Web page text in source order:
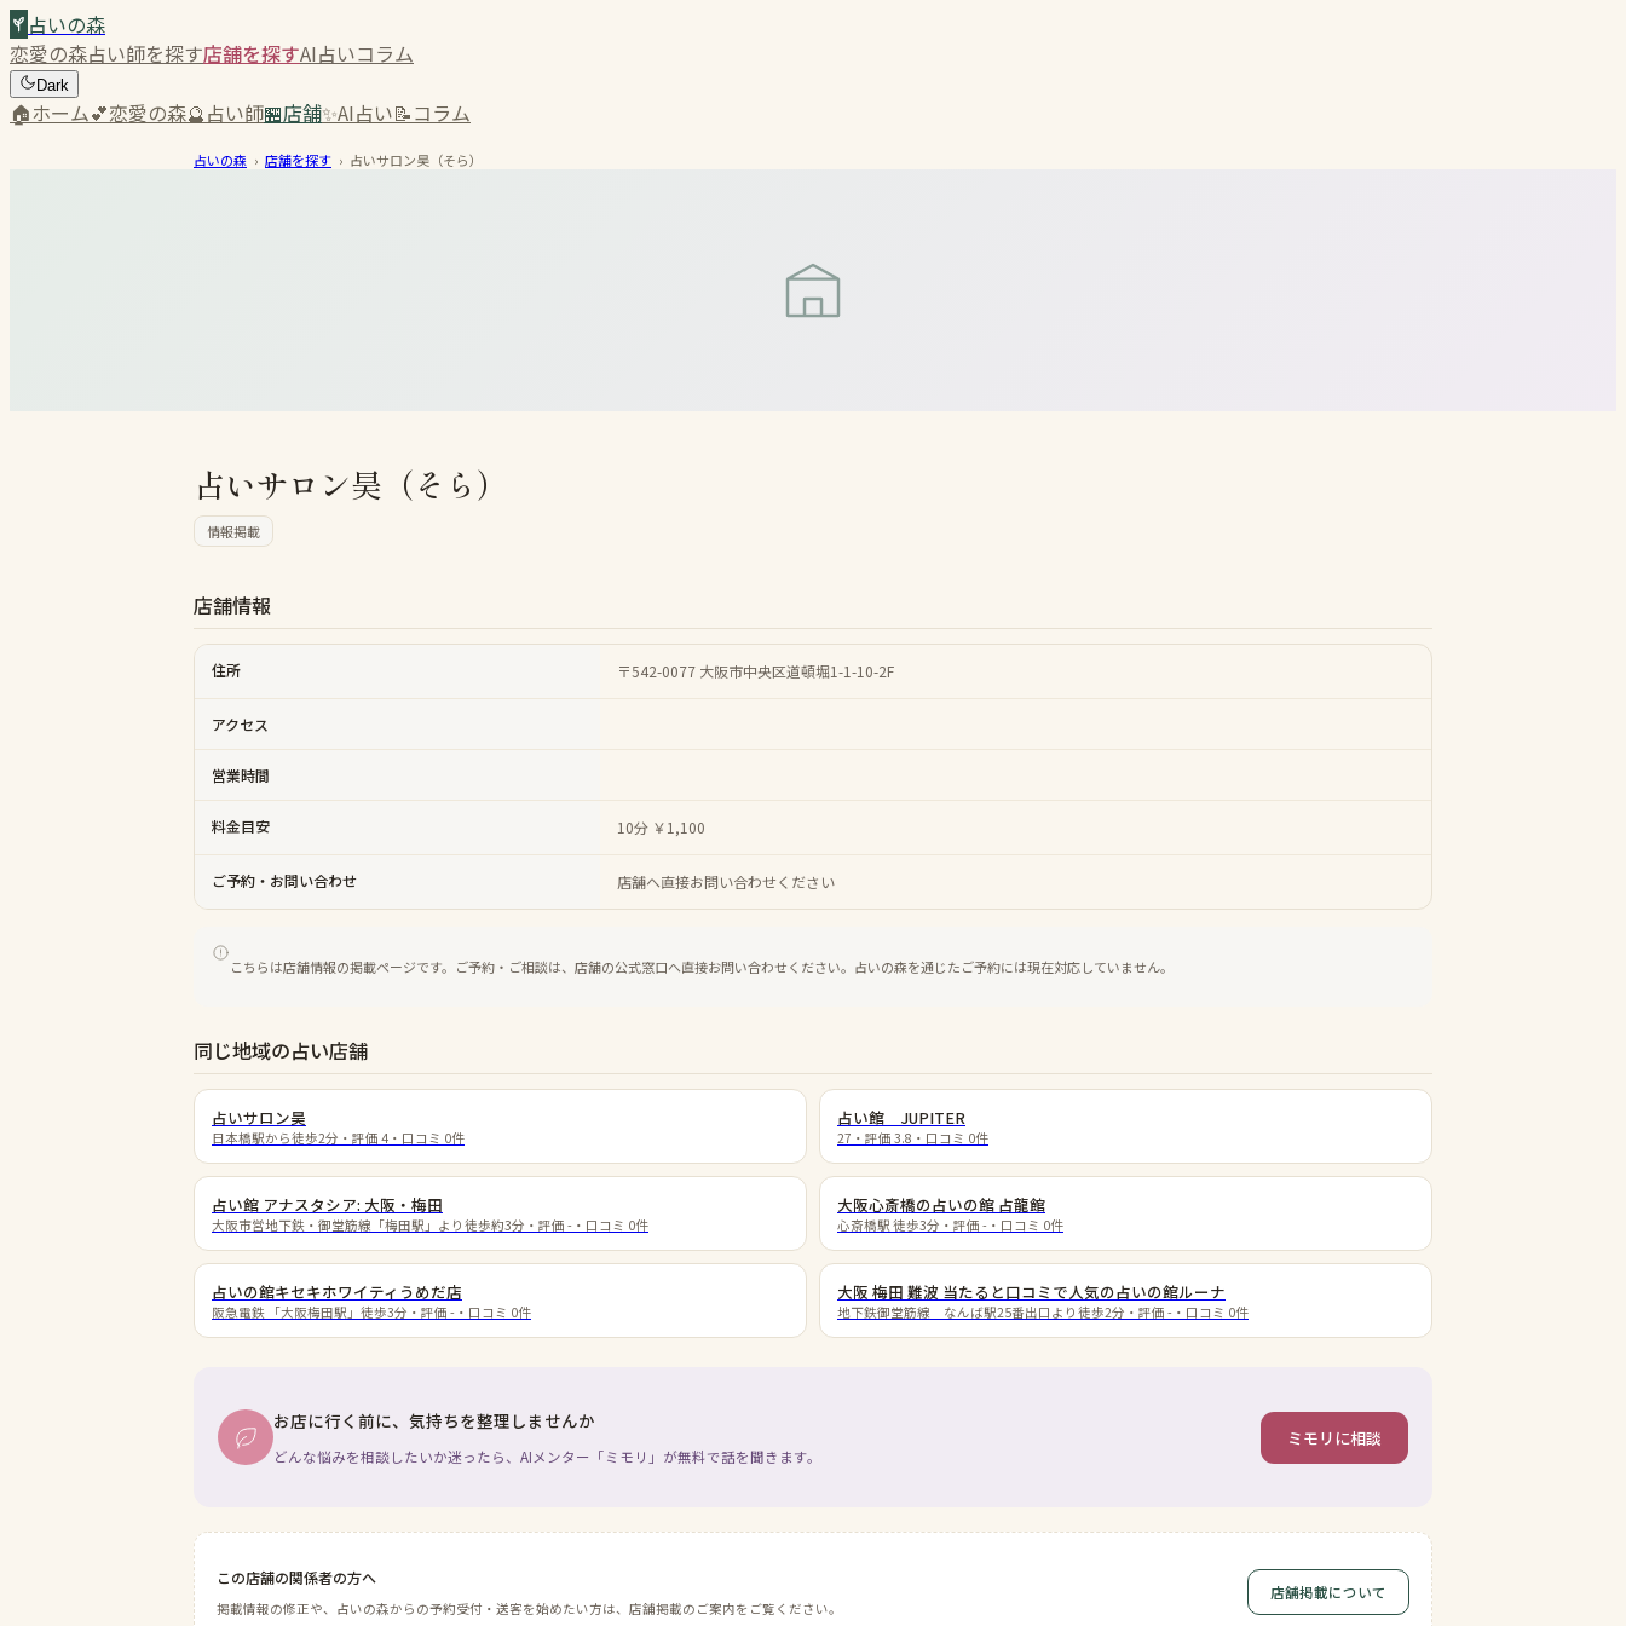
占いの森
恋愛の森占い師を探す店舗を探すAI占いコラム
Dark
🏠ホーム💕恋愛の森🔮占い師🏪店舗✨AI占い📝コラム
占いの森 › 店舗を探す › 占いサロン昊（そら）
占いサロン昊（そら）
情報掲載
店舗情報
住所 〒542-0077 大阪市中央区道頓堀1-1-10-2F
アクセス
営業時間
料金目安 10分 ￥1,100
ご予約・お問い合わせ 店舗へ直接お問い合わせください
こちらは店舗情報の掲載ページです。ご予約・ご相談は、店舗の公式窓口へ直接お問い合わせください。占いの森を通じたご予約には現在対応していません。
同じ地域の占い店舗
占いサロン昊
日本橋駅から徒歩2分 ・評価 4 ・口コミ 0件
占い館 JUPITER
27 ・評価 3.8 ・口コミ 0件
占い館 アナスタシア: 大阪・梅田
大阪市営地下鉄・御堂筋線「梅田駅」より徒歩約3分 ・評価 - ・口コミ 0件
大阪心斎橋の占いの館 占龍館
心斎橋駅 徒歩3分 ・評価 - ・口コミ 0件
占いの館キセキホワイティうめだ店
阪急電鉄 「大阪梅田駅」徒歩3分 ・評価 - ・口コミ 0件
大阪 梅田 難波 当たると口コミで人気の占いの館ルーナ
地下鉄御堂筋線 なんば駅25番出口より徒歩2分 ・評価 - ・口コミ 0件
お店に行く前に、気持ちを整理しませんか
どんな悩みを相談したいか迷ったら、AIメンター「ミモリ」が無料で話を聞きます。
ミモリに相談
この店舗の関係者の方へ
掲載情報の修正や、占いの森からの予約受付・送客を始めたい方は、店舗掲載のご案内をご覧ください。
店舗掲載について